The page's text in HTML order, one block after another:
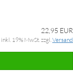
22,95 EUR
inkl. 19% MwSt. zzgl.Versand